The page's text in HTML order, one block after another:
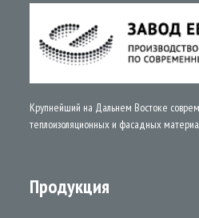
Крупнейший на Дальнем Востоке
теплоизоляционных и фасадных
Продукция